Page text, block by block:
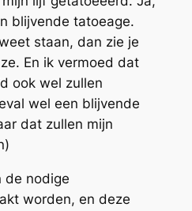
blijvende tatoeage.
staan, dan zie je
En ik vermoed dat
ook wel zullen
wel een blijvende
dat zullen mijn
de nodige
worden, en deze